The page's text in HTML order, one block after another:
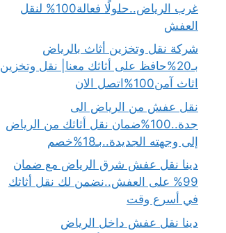
غرب الرياض..حلولًا فعالة100% لنقل
العفش
شركة نقل وتخزين أثاث بالرياض
بـ20%حافظ على أثاثك معنا| نقل وتخزين
اثاث آمن100%اتصل الان
نقل عفش من الرياض الى
جدة..100%ضمان نقل أثاثك من الرياض
إلى وجهته الجديدة..بـ18%خصم
دينا نقل عفش شرق الرياض مع ضمان
99% على العفش..نضمن لك نقل أثاثك
في أسرع وقت
دينا نقل عفش داخل الرياض